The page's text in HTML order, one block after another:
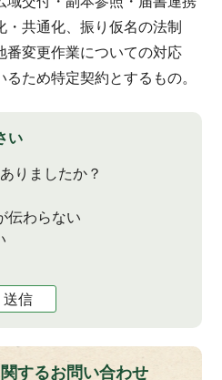
共通化、振り仮名の法制
番変更作業についての対応
ため特定契約とするもの。
い
りましたか？
伝わらない
送信
するお問い合わせ